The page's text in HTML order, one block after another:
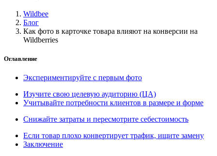
Wildbee
Блог
Как фото в карточке товара влияют на конверсии на
Wildberries
Оглавление
Экспериментируйте с первым фото
Изучите свою целевую аудиторию (ЦА)
Учитывайте потребности клиентов в размере и форме
Снижайте затраты и пересмотрите себестоимость
Если товар плохо конвертирует трафик, ищите замену
Заключение